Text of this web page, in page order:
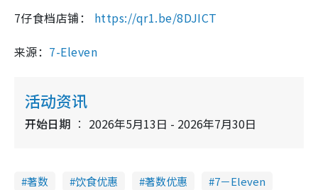
7仔食档店铺： https://qr1.be/8DJICT
来源： 7-Eleven
活动资讯
开始日期 2026年5月13日 - 2026年7月30日
著数 饮食优惠 著数优惠 7－Eleven